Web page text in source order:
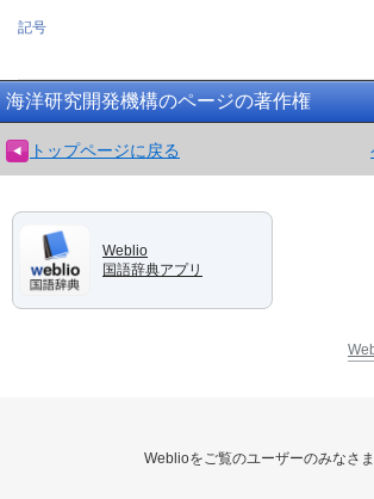
記号
海洋研究開発機構のページの著作権
トップページに戻る
Weblio
国語辞典アプリ
Weblioをご覧のユーザーのみなさ